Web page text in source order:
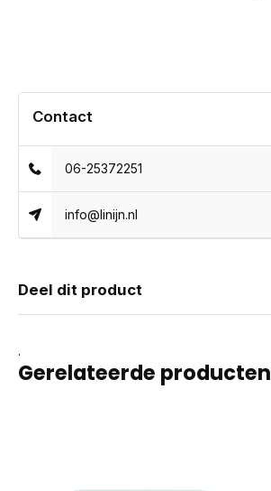
Contact
06-25372251
info@linijn.nl
Deel dit product
.
Gerelateerde producten